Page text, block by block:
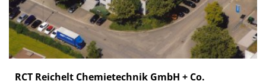
RCT Reichelt Chemietechnik GmbH + Co.